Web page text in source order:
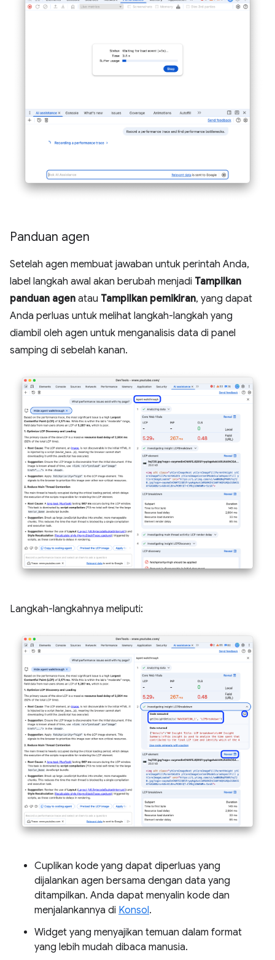
Panduan agen
Setelah agen membuat jawaban untuk perintah Anda,
label langkah awal akan berubah menjadi Tampilkan
panduan agen atau Tampilkan pemikiran, yang dapat
Anda perluas untuk melihat langkah-langkah yang
diambil oleh agen untuk menganalisis data di panel
samping di sebelah kanan.
Langkah-langkahnya meliputi:
Cuplikan kode yang dapat diperluas yang
dijalankan agen bersama dengan data yang
ditampilkan. Anda dapat menyalin kode dan
menjalankannya di Konsol.
Widget yang menyajikan temuan dalam format
yang lebih mudah dibaca manusia.